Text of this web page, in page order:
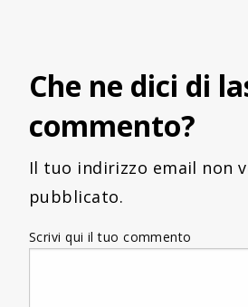
Che ne dici di
commento?
Il tuo indirizzo email non
pubblicato.
Scrivi qui il tuo commento